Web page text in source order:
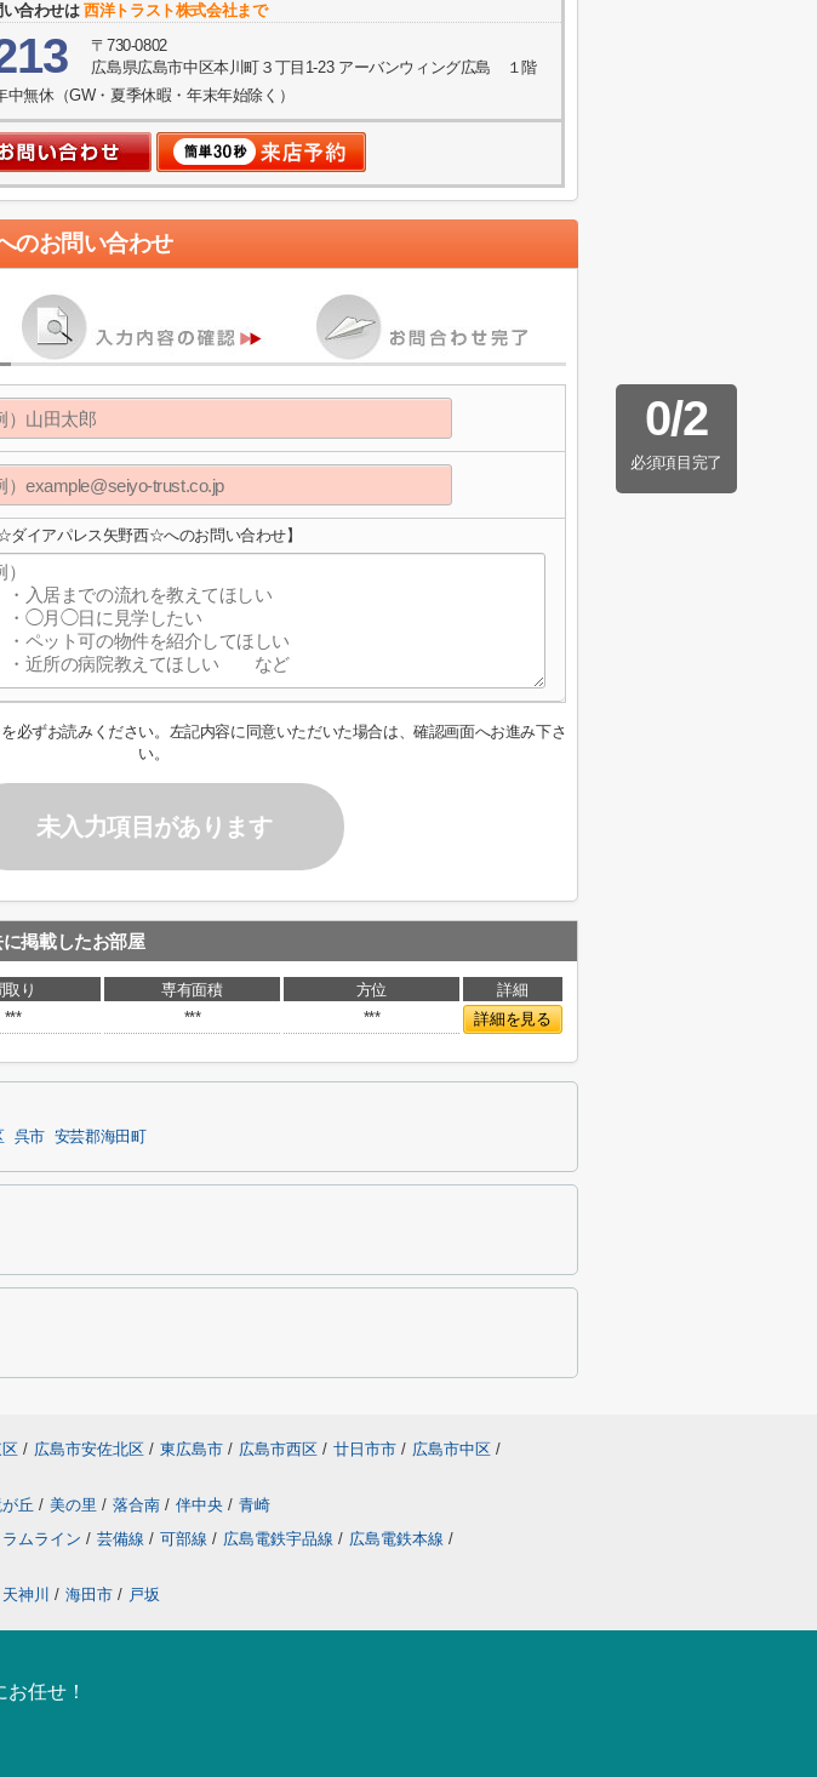
合わせは西洋トラスト株式会社まで
〒730-0802
広島県広島市中区本川町３丁目1-23 アーバンウィング広島 １階
無休（GW・夏季休暇・年末年始除く）
のお問い合わせ
0/2
必須項目完了
☆ダイアパレス矢野西☆へのお問い合わせ】
を必ずお読みください。左記内容に同意いただいた場合は、確認画面へお進み下さ
い。
未入力項目があります
掲載したお部屋
取り 専有面積 方位
詳細
*** *** *** 詳細を見る
呉市 安芸郡海田町
/ 広島市安佐北区 / 東広島市 / 広島市西区 / 廿日市市 / 広島市中区 /
丘 / 美の里 / 落合南 / 伴中央 / 青崎
ムライン / 芸備線 / 可部線 / 広島電鉄宇品線 / 広島電鉄本線 /
天神川 / 海田市 / 戸坂
任せ！